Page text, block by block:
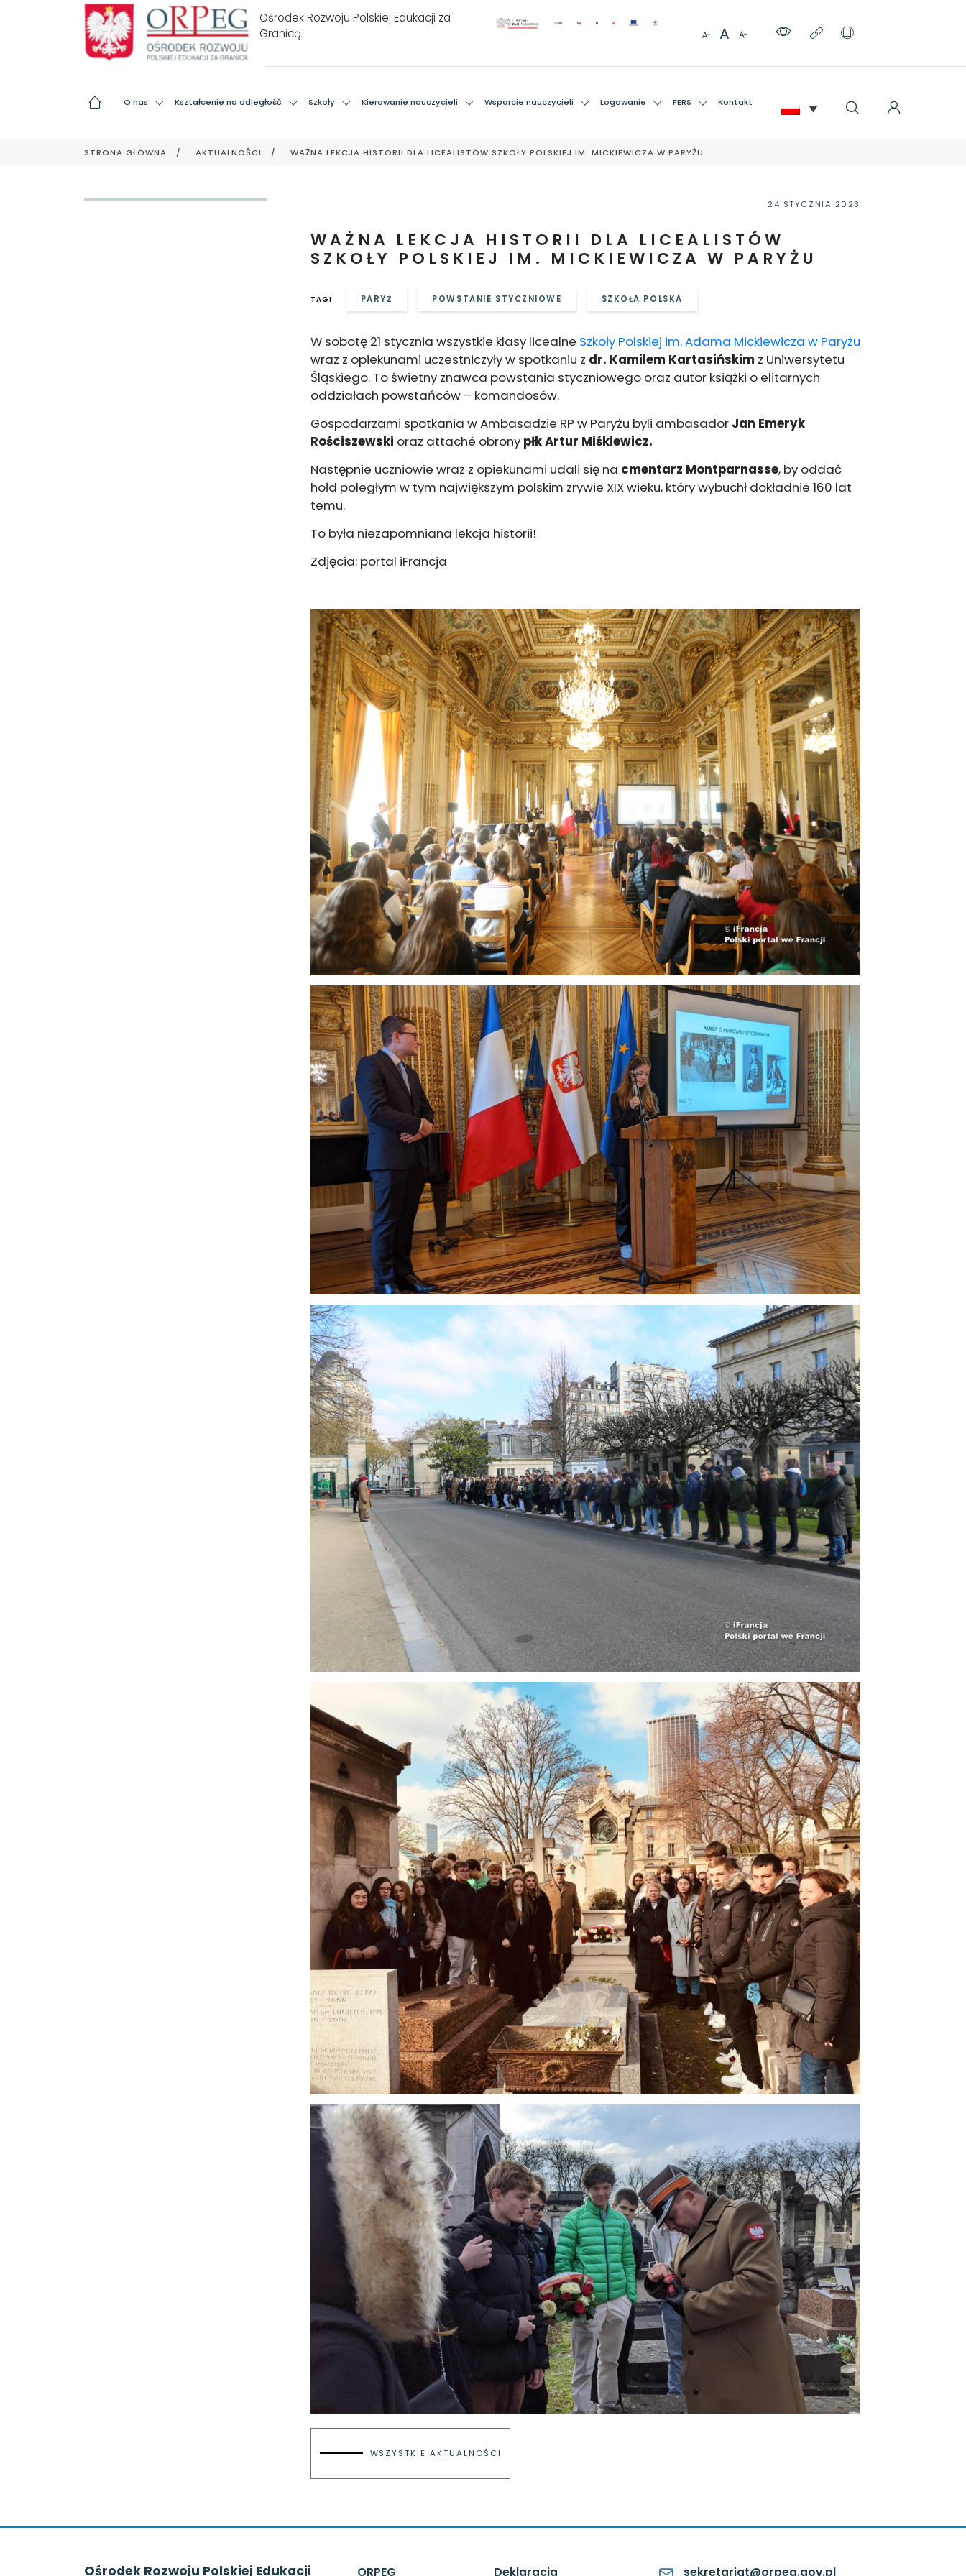
Ośrodek Rozwoju Polskiej Edukacji za
Granicą
O nas Kształcenie na odległość Szkoły Kierowanie nauczycieli Wsparcie nauczycieli Logowanie FERS Kontakt
STRONA GŁÓWNA AKTUALNOŚCI WAŻNA LEKCJA HISTORII DLA LICEALISTÓW SZKOŁY POLSKIEJ IM. MICKIEWICZA W PARYŻU
WAŻNA LEKCJA HISTORII DLA LICEALISTÓW
SZKOŁY POLSKIEJ IM. MICKIEWICZA W PARYŻU
24 STYCZNIA 2023
TAGI PARYŻ POWSTANIE STYCZNIOWE SZKOŁA POLSKA
W sobotę 21 stycznia wszystkie klasy licealne Szkoły Polskiej im. Adama Mickiewicza w Paryżu
wraz z opiekunami uczestniczyły w spotkaniu z dr. Kamilem Kartasińskim z Uniwersytetu
Śląskiego. To świetny znawca powstania styczniowego oraz autor książki o elitarnych
oddziałach powstańców – komandosów.
Gospodarzami spotkania w Ambasadzie RP w Paryżu byli ambasador Jan Emeryk
Rościszewski oraz attaché obrony płk Artur Miśkiewicz.
Następnie uczniowie wraz z opiekunami udali się na cmentarz Montparnasse, by oddać
hołd poległym w tym największym polskim zrywie XIX wieku, który wybuchł dokładnie 160 lat
temu.
To była niezapomniana lekcja historii!
Zdjęcia: portal iFrancja
WSZYSTKIE AKTUALNOŚCI
Ośrodek Rozwoju Polskiej Edukacji ORPEG Deklaracja sekretariat@orpeg.gov.pl